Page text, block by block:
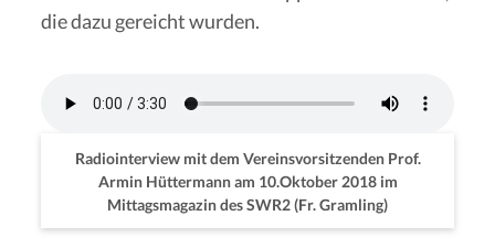
die dazu gereicht wurden.
Radiointerview mit dem Vereinsvorsitzenden Prof.
Armin Hüttermann am 10.Oktober 2018 im
Mittagsmagazin des SWR2 (Fr. Gramling)